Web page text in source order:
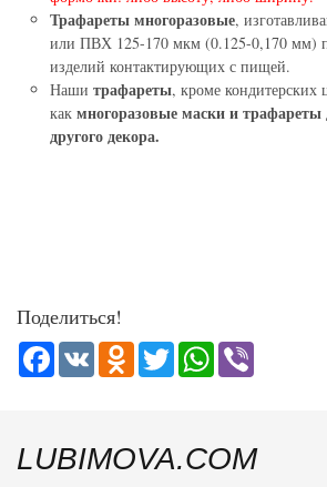
Трафареты многоразовые,
или ПВХ 125-170 мкм (0.125-0,170 мм)
изделий контактирующих с пищей.
Наши трафареты, кроме кондитерских
как многоразовые маски и трафареты
другого декора.
Поделиться!
Facebook
VK Odnoklassniki
TwitterWhatsApp
LUBIMOVA.COM